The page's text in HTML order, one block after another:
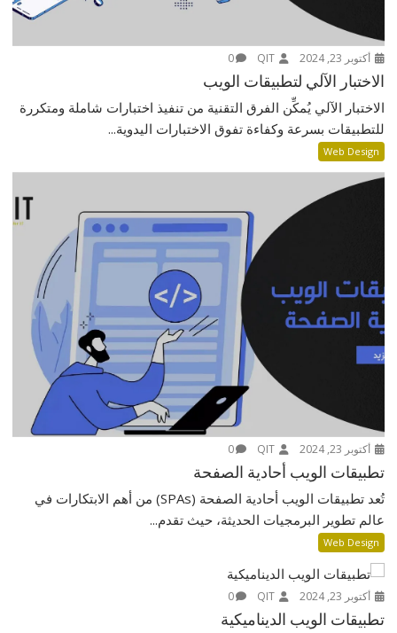
أكتوبر 23, 2024 QIT
0
الاختبار الآلي لتطبيقات الويب
الاختبار الآلي يُمكِّن الفرق التقنية من تنفيذ اختبارات شاملة ومتكررة
للتطبيقات بسرعة وكفاءة تفوق الاختبارات اليدوية...
Web Design
أكتوبر 23, 2024 QIT
0
تطبيقات الويب أحادية الصفحة
تُعد تطبيقات الويب أحادية الصفحة (SPAs) من أهم الابتكارات في
عالم تطوير البرمجيات الحديثة، حيث تقدم...
Web Design
أكتوبر 23, 2024 QIT
0
تطبيقات الويب الديناميكية